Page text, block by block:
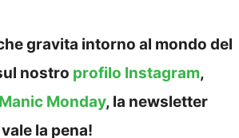
gravita intorno al mondo del
nostro profilo Instagram,
Monday, la newsletter
la pena!